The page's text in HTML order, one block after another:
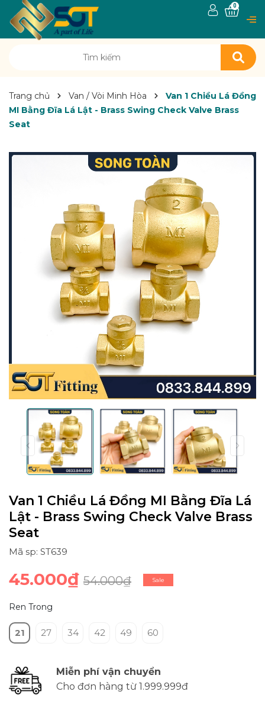
0
Trang chủ Van / Vòi Minh Hòa
Van 1 Chiều Lá Đồng
MI Bằng Đĩa Lá Lật - Brass Swing Check Valve Brass
Seat
Van 1 Chiều Lá Đồng MI Bằng Đĩa Lá
Lật - Brass Swing Check Valve Brass
Seat
Mã sp: ST639
45.000₫ 54.000₫ Sale
Ren Trong
21 27 34 42 49 60
Miễn phí vận chuyển
Cho đơn hàng từ 1.999.999đ